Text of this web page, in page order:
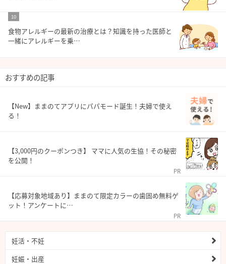
10
食物アレルギーの最新の治療とは？知識を持った医師と
一緒にアレルギーを乗…
おすすめの記事
【New】ままのてアプリにパパモード誕生！夫婦で使え
る！
【3,000円のクーポンつき】 ママに人気の生協！その秘密
を公開！
PR
【応募対象地域あり】ままのて限定カラーの歯固め無料ゲ
ット！アンケートに…
PR
妊活・不妊
妊娠・出産